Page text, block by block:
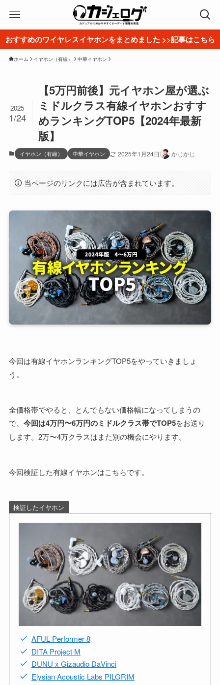
おすすめのワイヤレスイヤホンをまとめました >>記事はこちら
ホーム イヤホン（有線） 中華イヤホン
【5万円前後】元イヤホン屋が選ぶ
ミドルクラス有線イヤホンおすす
めランキングTOP5【2024年最新
版】
2025
1/24
イヤホン（有線） 中華イヤホン 2025年1月24日 かじかじ
当ページのリンクには広告が含まれています。
今回は有線イヤホンランキングTOP5をやっていきましょ
う。
全価格帯でやると、とんでもない価格幅になってしまうの
で、 今回は4万円〜6万円のミドルクラス帯でTOP5をお送り
します。2万〜4万クラスはまた別の機会にやります。
今回検証した有線イヤホンはこちらです。
検証したイヤホン
AFUL Performer 8
DITA Project M
DUNU x Gizaudio DaVinci
Elysian Acoustic Labs PILGRIM